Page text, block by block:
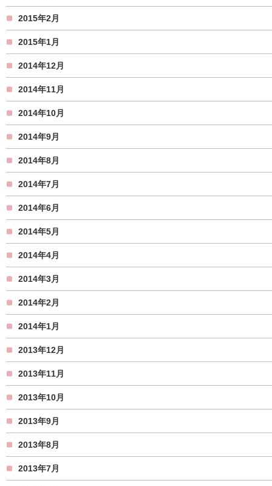
2015年2月
2015年1月
2014年12月
2014年11月
2014年10月
2014年9月
2014年8月
2014年7月
2014年6月
2014年5月
2014年4月
2014年3月
2014年2月
2014年1月
2013年12月
2013年11月
2013年10月
2013年9月
2013年8月
2013年7月